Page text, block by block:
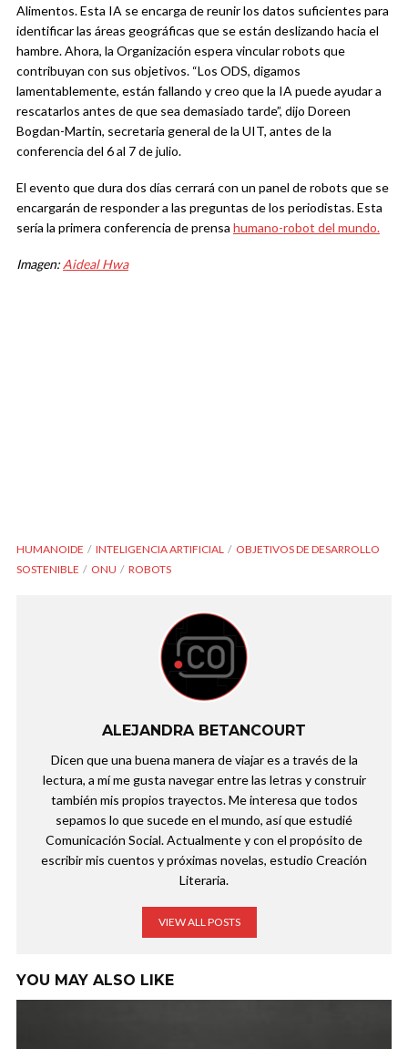
Alimentos. Esta IA se encarga de reunir los datos suficientes para
identificar las áreas geográficas que se están deslizando hacia el
hambre. Ahora, la Organización espera vincular robots que
contribuyan con sus objetivos. “Los ODS, digamos
lamentablemente, están fallando y creo que la IA puede ayudar a
rescatarlos antes de que sea demasiado tarde”, dijo Doreen
Bogdan-Martin, secretaria general de la UIT, antes de la
conferencia del 6 al 7 de julio.
El evento que dura dos días cerrará con un panel de robots que se
encargarán de responder a las preguntas de los periodistas. Esta
sería la primera conferencia de prensa humano-robot del mundo.
Imagen:Aideal Hwa
HUMANOIDE INTELIGENCIA ARTIFICIAL
OBJETIVOS DE DESARROLLO
SOSTENIBLE
ONU ROBOTS
ALEJANDRA BETANCOURT
Dicen que una buena manera de viajar es a través de la
lectura, a mí me gusta navegar entre las letras y construir
también mis propios trayectos. Me interesa que todos
sepamos lo que sucede en el mundo, así que estudié
Comunicación Social. Actualmente y con el propósito de
escribir mis cuentos y próximas novelas, estudio Creación
Literaria.
VIEW ALL POSTS
YOU MAY ALSO LIKE